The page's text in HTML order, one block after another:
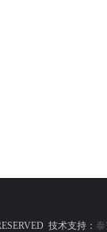
技术支持：